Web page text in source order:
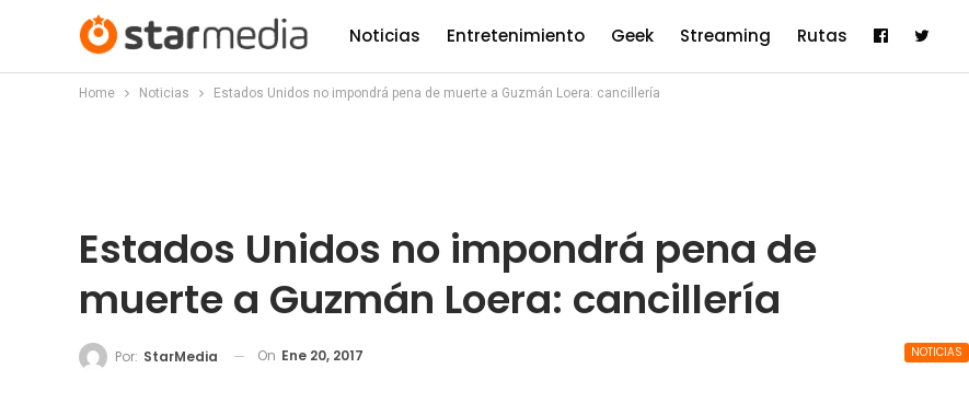
Noticias Entretenimiento Geek Streaming Rutas
Home Noticias Estados Unidos no impondrá pena de muerte a Guzmán Loera: cancillería
Estados Unidos no impondrá pena de
muerte a Guzmán Loera: cancillería
NOTICIAS
Por: StarMedia On Ene 20, 2017